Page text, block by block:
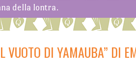
della lontra.
VUOTO DI YAMAUBA” DI